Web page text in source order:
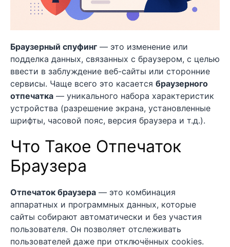
Браузерный спуфинг — это изменение или
подделка данных, связанных с браузером, с целью
ввести в заблуждение веб-сайты или сторонние
сервисы. Чаще всего это касается браузерного
отпечатка — уникального набора характеристик
устройства (разрешение экрана, установленные
шрифты, часовой пояс, версия браузера и т.д.).
Что Такое Отпечаток
Браузера
Отпечаток браузера — это комбинация
аппаратных и программных данных, которые
сайты собирают автоматически и без участия
пользователя. Он позволяет отслеживать
пользователей даже при отключённых cookies.